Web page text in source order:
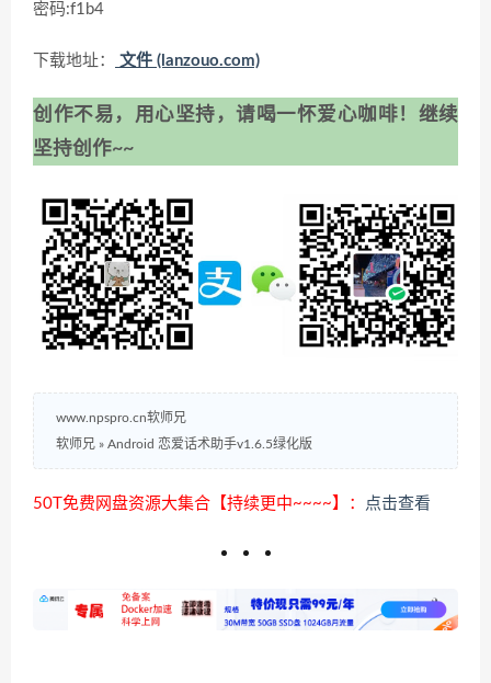
密码:f1b4
下载地址： 文件 (lanzouo.com)
创作不易，用心坚持，请喝一怀爱心咖啡！继续
坚持创作~~
www.npspro.cn软师兄
软师兄 » Android 恋爱话术助手v1.6.5绿化版
50T免费网盘资源大集合【持续更中~~~~】： 点击查看